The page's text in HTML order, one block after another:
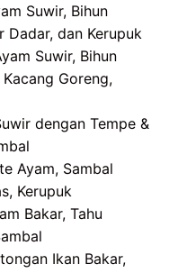
Suwir, Bihun
Dadar, dan Kerupuk
Suwir, Bihun
Goreng,
dengan Tempe &
Ayam, Sambal
Kerupuk
Bakar, Tahu
Ikan Bakar,